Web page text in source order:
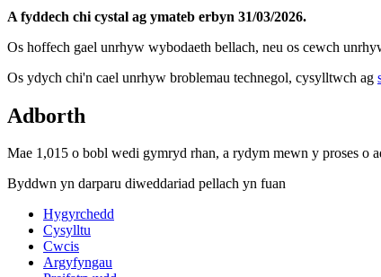
A fyddech chi cystal ag ymateb erbyn 31/03/2026.
Os hoffech gael unrhyw wybodaeth bellach, neu os cewch
Os ydych chi'n cael unrhyw broblemau technegol, cysylltwch ag
Adborth
Mae 1,015 o bobl wedi gymryd rhan, a rydym mewn y proses o
Byddwn yn darparu diweddariad pellach yn fuan
Hygyrchedd
Cysylltu
Cwcis
Argyfyngau